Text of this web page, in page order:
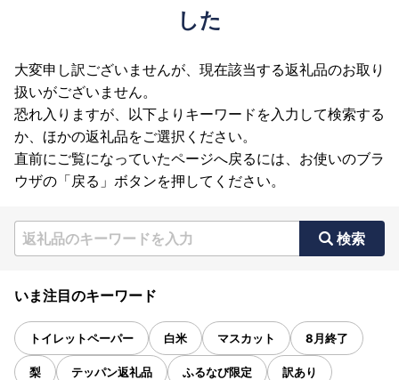
した
大変申し訳ございませんが、現在該当する返礼品のお取り
扱いがございません。
恐れ入りますが、以下よりキーワードを入力して検索する
か、ほかの返礼品をご選択ください。
直前にご覧になっていたページへ戻るには、お使いのブラ
ウザの「戻る」ボタンを押してください。
検索
いま注目のキーワード
トイレットペーパー 白米 マスカット 8月終了
梨 テッパン返礼品 ふるなび限定 訳あり